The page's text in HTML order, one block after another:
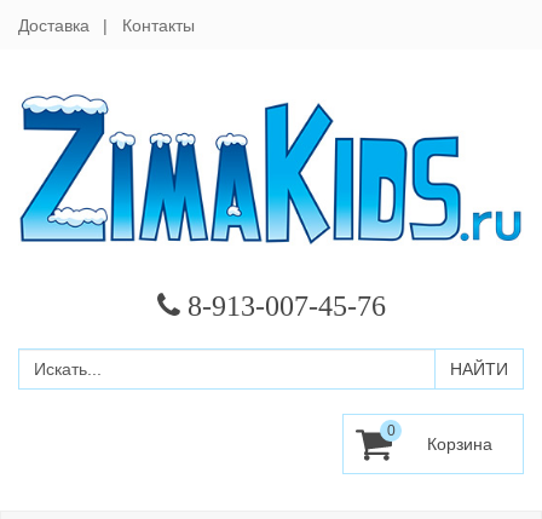
Доставка Контакты
8-913-007-45-76
0